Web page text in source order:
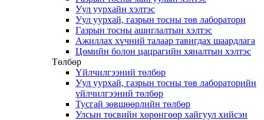
Уул уурхайн хэлтэс
Уул уурхай, газрын тосны төв лаборатори
Газрын тосны ашиглалтын хэлтэс
Ажиллах хүчний талаар тавигдах шаардлага
Цөмийн болон цацрагийн хяналтын хэлтэс
Төлбөр
Үйлчилгээний төлбөр
Уул уурхай, газрын тосны төв лабораторийн
үйлчилгээний төлбөр
Тусгай зөвшөөрлийн төлбөр
Улсын төсвийн хөрөнгөөр хайгуул хийсэн